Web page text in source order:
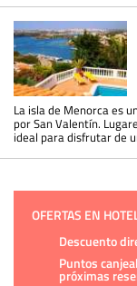
La isla de Menorca es
por San Valentín.
ideal para disfrutar de
OFERTAS EN
Descuento
Puntos
próximas